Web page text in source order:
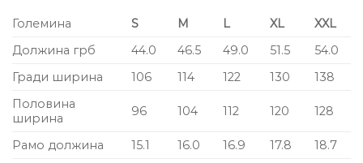
Големина S M L XL
XXL
Должина грб
44.0 46.5 49.0 51.5
54.0
Гради ширина
106 114 122 130
138
Половина
ширина
96 104 112 120 128
Рамо должина 15.1 16.0 16.9 17.8
18.7